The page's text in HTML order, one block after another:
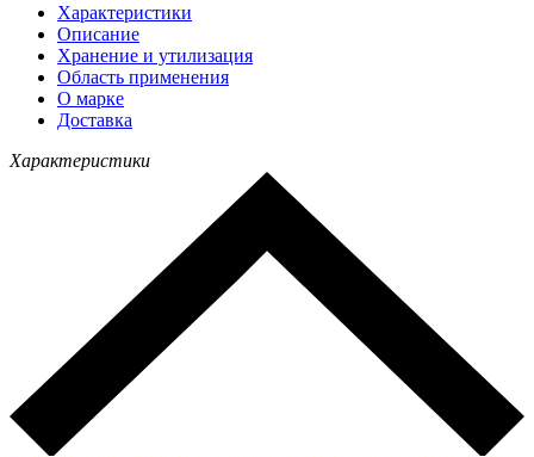
Характеристики
Описание
Хранение и утилизация
Область применения
О марке
Доставка
Характеристики